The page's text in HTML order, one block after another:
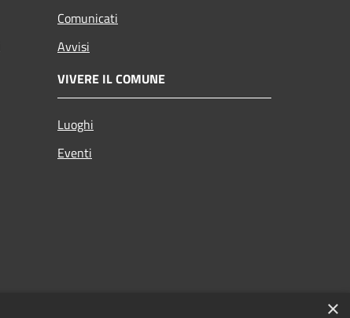
Comunicati
Avvisi
VIVERE IL COMUNE
Luoghi
Eventi
×